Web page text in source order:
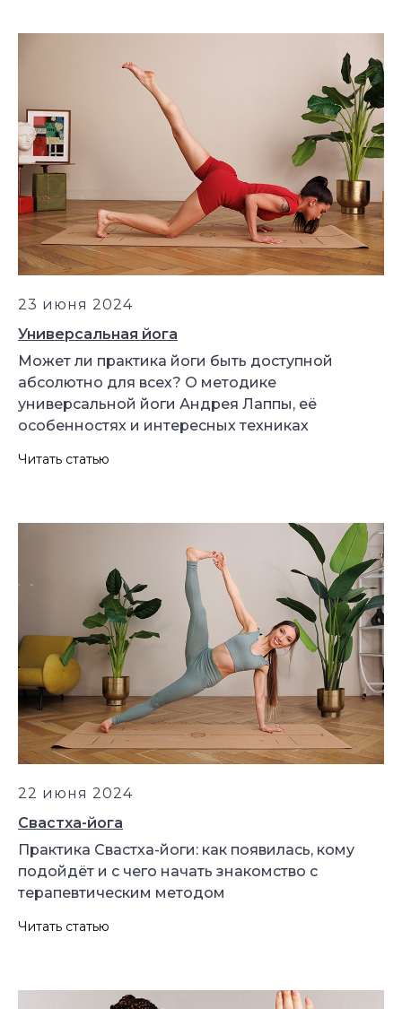
23 июня 2024
Универсальная йога
Может ли практика йоги быть доступной
абсолютно для всех? О методике
универсальной йоги Андрея Лаппы, её
особенностях и интересных техниках
Читать статью
22 июня 2024
Свастха-йога
Практика Свастха-йоги: как появилась, кому
подойдёт и с чего начать знакомство с
терапевтическим методом
Читать статью